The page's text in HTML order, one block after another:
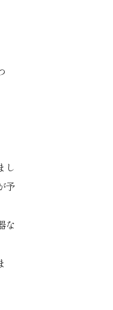
し
予
な